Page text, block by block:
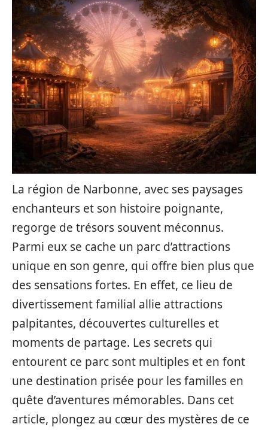
La région de Narbonne, avec ses paysages
enchanteurs et son histoire poignante,
regorge de trésors souvent méconnus.
Parmi eux se cache un parc d’attractions
unique en son genre, qui offre bien plus que
des sensations fortes. En effet, ce lieu de
divertissement familial allie attractions
palpitantes, découvertes culturelles et
moments de partage. Les secrets qui
entourent ce parc sont multiples et en font
une destination prisée pour les familles en
quête d’aventures mémorables. Dans cet
article, plongez au cœur des mystères de ce